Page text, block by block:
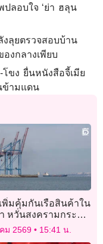
ปลอบใจ ‘ย่า ฮลุน
ลุยตรวจสอบบ้าน
งกลางเพียบ
ขง ยื่นหนังสือจี้เมีย
ข้ามแดน
พิ่มคุ้มกันเรือสินค้าใน
หวั่นสงครามกระทบ
ธัญพืช
ม 2569 15:41 น.